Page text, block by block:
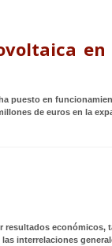
puesto en
de euros en la
resultados económicos,
interrelaciones